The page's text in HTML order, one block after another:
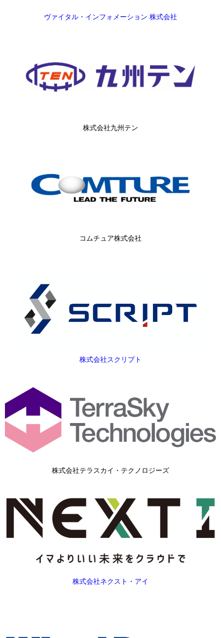
ヴァイタル・インフォメーション 株式会社
株式会社九州テン
コムチュア株式会社
株式会社スクリプト
株式会社テラスカイ・テクノロジーズ
株式会社ネクスト・アイ